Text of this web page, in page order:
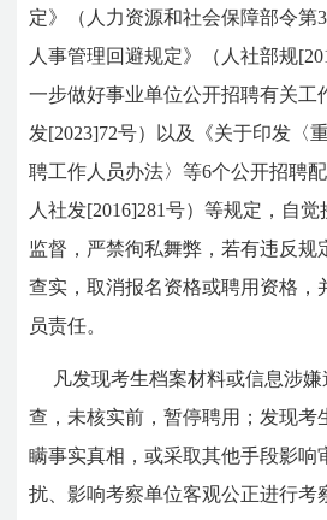
定》（人力资源和社会保障部令第
人事管理回避规定》（人社部规
一步做好事业单位公开招聘有关工
发[2023]72号）以及《关于印发〈
聘工作人员办法〉等6个公开招聘
人社发[2016]281号）等规定，自
监督，严禁徇私舞弊，若有违反规
查实，取消报名资格或聘用资格，
员责任。
凡发现考生档案材料或信息涉
查，未核实前，暂停聘用；发现考
瞒事实真相，或采取其他手段影响
扰、影响考察单位客观公正进行考